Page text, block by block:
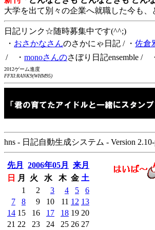
大学を出て別々の企業へ就職した今も
日記リンク☆随時募集中です(^^;)
・ おさかなさんのさかにゃ日記 / ・ 佐倉
/ ・ monoさんのさぼり日記ensemble /
2012ゲーム進度
FFXI:RANK9(WHM95)
hns - 日記自動生成システム - Version 2.10-
先月 2006年05月
来月
日
月 火 水 木 金 土
1
2 3 4 5
6
7
8 9 10 11 12 13
14 15 16 17 18 19 20
21 22 23 24 25 26 27